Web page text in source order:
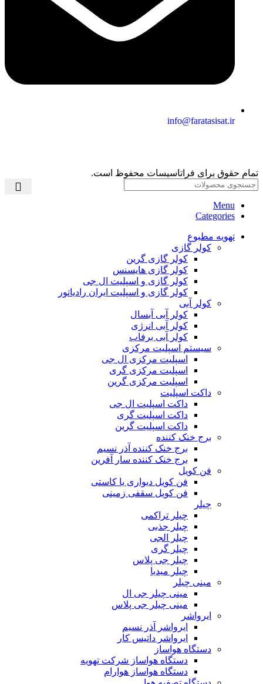
info@faratasisat.ir
تمام حقوق برای فراتاسیسات محفوظ است.
Menu
Categories
تهویه مطبوع
کولر گازی
کولر گازی گرین
کولر گازی هایسنس
کولر گازی و اسپلیت ال جی
کولر گازی و اسپلیت ایران رادیاتور
کولر آبی
کولر آبی آبسال
کولر آبی انرژی
کولر آبی برفاب
سیستم اسپلیت مرکزی
اسپلیت مرکزی ال جی
اسپلیت مرکزی گری
اسپلیت مرکزی گرین
داکت اسپلیت
داکت اسپلیت ال جی
داکت اسپلیت گری
داکت اسپلیت گرین
برج خنک کننده
برج خنک کننده آذر نسیم
برج خنک کننده سار آفرین
فن کویل
فن کویل دیواری یا کاستی
فن کویل سقفی زمینی
چیلر
چیلر تراکمی
چیلر جذبی
چیلر الجی
چیلر گری
چیلر جی پلاس
چیلر میدیا
مینی چیلر
مینی چیلر جی ال
مینی چیلر جی پلاس
ایرواشر
ایرواشر آذر نسیم
ایرواشر داتیس کار
دستگاه هواساز
دستگاه هواساز شرکت تهویه
دستگاه هواساز هوارام